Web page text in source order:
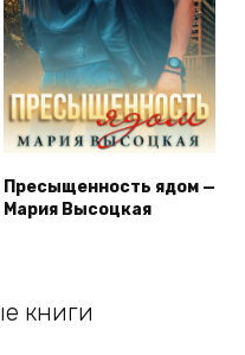
Пресыщенность ядом —
Мария Высоцкая
книги